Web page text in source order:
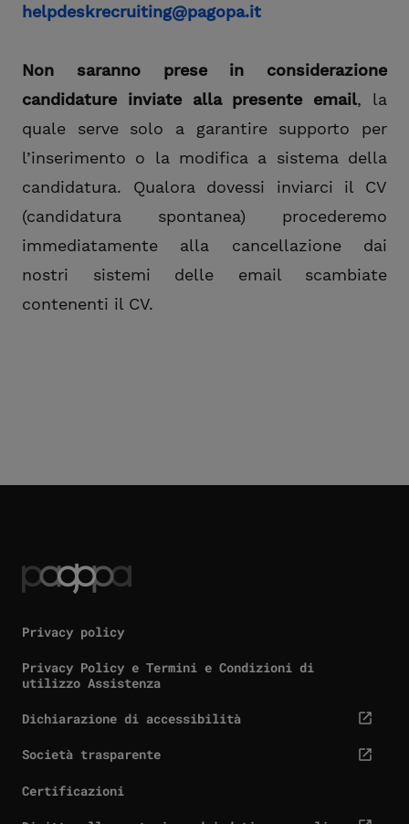
helpdeskrecruiting@pagopa.it
Non saranno prese in considerazione
candidature inviate alla presente email, la
quale serve solo a garantire supporto per
l’inserimento o la modifica a sistema della
candidatura. Qualora dovessi inviarci il CV
(candidatura spontanea) procederemo
immediatamente alla cancellazione dai
nostri sistemi delle email scambiate
contenenti il CV.
Privacy policy
Privacy Policy e Termini e Condizioni di
utilizzo Assistenza
Dichiarazione di accessibilità
cta.screenReaderExternal
Società trasparente
cta.screenReaderExternal
Certificazioni